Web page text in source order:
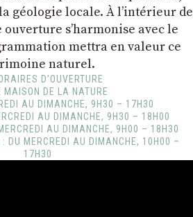
géologie locale. À l’intérieur de
s’harmonise avec le
mettra en valeur ce
naturel.
D’OUVERTURE
MAISON DE LA NATURE
AU DIMANCHE, 9H30 – 17H30
AU DIMANCHE, 9H30 – 18H00
AU DIMANCHE, 9H00 – 18H30
: DU MERCREDI AU DIMANCHE, 10H00 –
17H30